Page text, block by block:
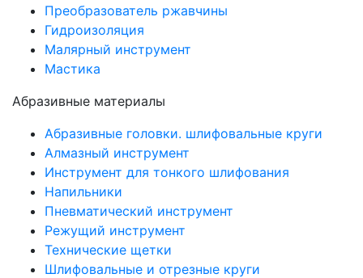
Преобразователь ржавчины
Гидроизоляция
Малярный инструмент
Мастика
Абразивные материалы
Абразивные головки. шлифовальные круги
Алмазный инструмент
Инструмент для тонкого шлифования
Напильники
Пневматический инструмент
Режущий инструмент
Технические щетки
Шлифовальные и отрезные круги